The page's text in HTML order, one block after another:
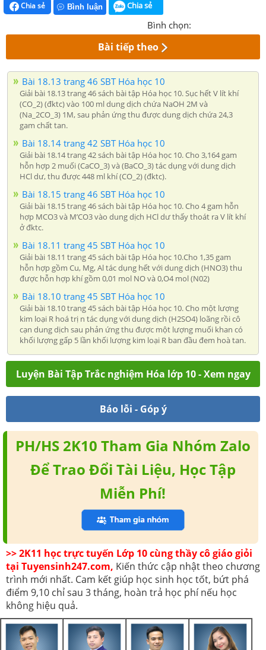
Chia sẻ Bình luận Chia sẻ
Bình chọn:
Bài tiếp theo
Bài 18.13 trang 46 SBT Hóa học 10
Giải bài 18.13 trang 46 sách bài tập Hóa học 10. Sục hết V lít khí
(CO_2) (đktc) vào 100 ml dung dịch chứa NaOH 2M và
(Na_2CO_3) 1M, sau phản ứng thu được dung dịch chứa 24,3
gam chất tan.
Bài 18.14 trang 42 SBT Hóa học 10
Giải bài 18.14 trang 42 sách bài tập Hóa học 10. Cho 3,164 gam
hỗn hợp 2 muối (CaCO_3) và (BaCO_3) tác dụng với dung dịch
HCl dư, thu được 448 ml khí (CO_2) (đktc).
Bài 18.15 trang 46 SBT Hóa học 10
Giải bài 18.15 trang 46 sách bài tập Hóa học 10. Cho 4 gam hỗn
hợp MCO3 và M’CO3 vào dung dịch HCl dư thấy thoát ra V lít khí
ở đktc.
Bài 18.11 trang 45 SBT Hóa học 10
Giải bài 18.11 trang 45 sách bài tập Hóa học 10.Cho 1,35 gam
hỗn hợp gồm Cu, Mg, Al tác dụng hết với dung dịch (HNO3) thu
được hỗn hợp khí gồm 0,01 mol NO và 0,O4 mol (N02)
Bài 18.10 trang 45 SBT Hóa học 10
Giải bài 18.10 trang 45 sách bài tập Hóa học 10. Cho một lượng
kim loại R hoá trị n tác dụng với dung dịch (H2SO4) loãng rồi cô
cạn dung dịch sau phản ứng thu được một lượng muối khan có
khối lượng gấp 5 lần khối lượng kim loại R ban đầu đem hoà tan.
Luyện Bài Tập Trắc nghiệm Hóa lớp 10 - Xem ngay
Báo lỗi - Góp ý
PH/HS 2K10 Tham Gia Nhóm Zalo
Để Trao Đổi Tài Liệu, Học Tập
Miễn Phí!
>> 2K11 học trực tuyến Lớp 10 cùng thầy cô giáo giỏi
tại Tuyensinh247.com, Kiến thức cập nhật theo chương
trình mới nhất. Cam kết giúp học sinh học tốt, bứt phá
điểm 9,10 chỉ sau 3 tháng, hoàn trả học phí nếu học
không hiệu quả.